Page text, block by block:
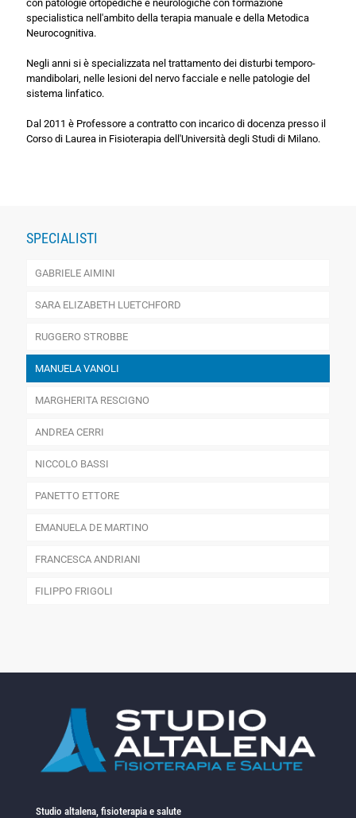
con patologie ortopediche e neurologiche con formazione
specialistica nell'ambito della terapia manuale e della Metodica
Neurocognitiva.
Negli anni si è specializzata nel trattamento dei disturbi temporo-
mandibolari, nelle lesioni del nervo facciale e nelle patologie del
sistema linfatico.
Dal 2011 è Professore a contratto con incarico di docenza presso il
Corso di Laurea in Fisioterapia dell'Università degli Studi di Milano.
SPECIALISTI
GABRIELE AIMINI
SARA ELIZABETH LUETCHFORD
RUGGERO STROBBE
MANUELA VANOLI
MARGHERITA RESCIGNO
ANDREA CERRI
NICCOLO BASSI
PANETTO ETTORE
EMANUELA DE MARTINO
FRANCESCA ANDRIANI
FILIPPO FRIGOLI
Studio altalena, fisioterapia e salute